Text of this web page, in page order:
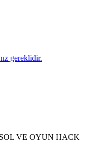
gereklidir.
VE OYUN HACK